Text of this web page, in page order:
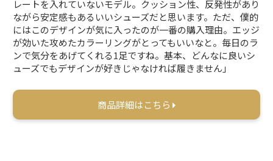
レートを入れていないモデル。クッション性、反発性があり
ながら安定感もあるいいシューズだと思います。ただ、僕的
にはこのデザインが気に入ったのが一番の購入理由。エッジ
が効いた攻めたカラーリングがとってもいいなと。毎日のラ
ンで気分をあげてくれる1足ですね。基本、どんなに良いシ
ューズでもデザインが好きじゃなければ履きません」
商品詳細はこちら